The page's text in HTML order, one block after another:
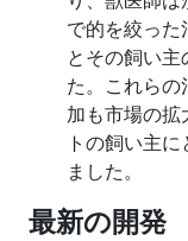
で的を絞った
とその飼い
た。これら
加も市場の拡
トの飼い主
ました。
最新の開発